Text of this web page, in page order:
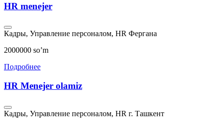
HR menejer
Кадры, Управление персоналом, HR Фергана
2000000 so’m
Подробнее
HR Menejer olamiz
Кадры, Управление персоналом, HR г. Ташкент